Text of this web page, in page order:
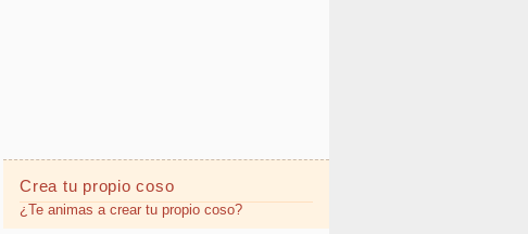
Crea tu propiocoso
¿Te animas a crear tu propio coso?